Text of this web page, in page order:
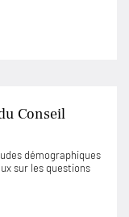
Conseil
démographiques
sur les questions